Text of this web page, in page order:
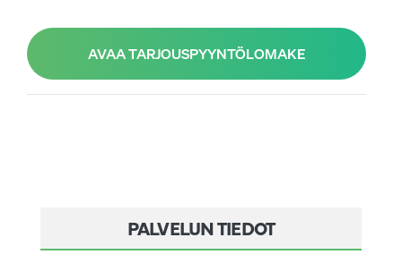
AVAA TARJOUSPYYNTÖLOMAKE
PALVELUN TIEDOT